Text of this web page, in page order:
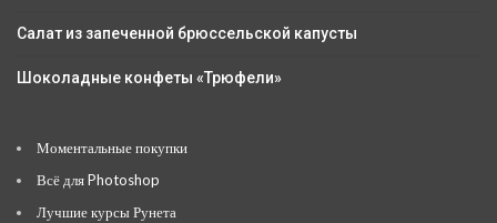
Салат из запеченной брюссельской капусты
Шоколадные конфеты «Трюфели»
Моментальные покупки
Всё для Photoshop
Лучшие курсы Рунета